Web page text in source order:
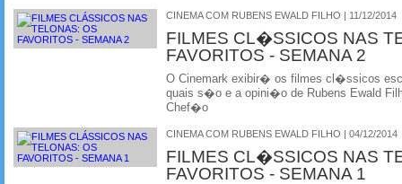
CINEMA COM RUBENS EWALD FILHO | 11/12/2014
FILMES CL�SSICOS NAS
FAVORITOS - SEMANA 2
O Cinemark exibir� os filmes cl�ssicos
quais s�o e a opini�o de Rubens Ewald
Chef�o
CINEMA COM RUBENS EWALD FILHO | 04/12/2014
FILMES CL�SSICOS NAS
FAVORITOS - SEMANA 1